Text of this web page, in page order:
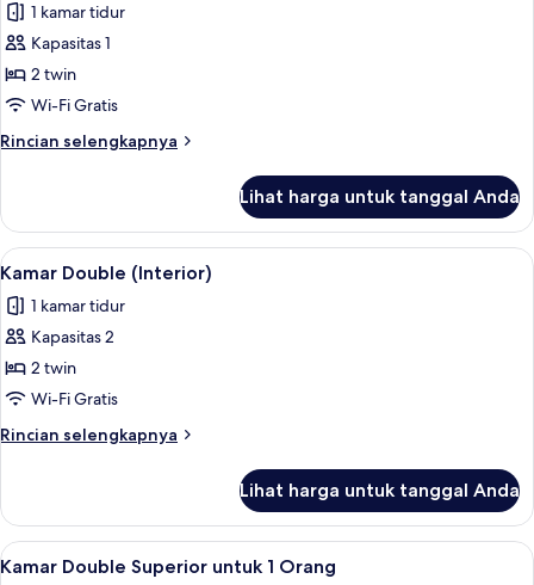
Orang
foto
untuk
Kamar
Double
untuk
1
(Interior)
1 kamar tidur
Kapasitas 1
2 twin
Wi-Fi Gratis
Rincian selengkapnya
Rincian
Kamar
Double
untuk
Orang
(Interior)
Lihat harga untuk tanggal Anda
Lihat
semua
foto
untuk
Kamar
Double
(Interior)
Pancuran hujan, pengering rambut,
10
Kamar Double (Interior)
1 kamar tidur
Kapasitas 2
2 twin
Wi-Fi Gratis
Rincian selengkapnya
Rincian
Kamar
Double
(Interior)
Lihat harga untuk tanggal Anda
Lihat
Selimut bulu angsa, busa memori,
10
Kamar Double Superior untuk 1 Orang